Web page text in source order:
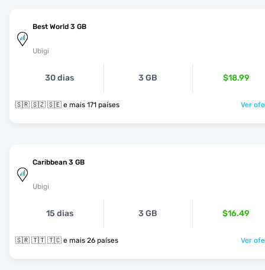
Best World 3 GB
Ubigi
30 dias 3 GB $18.99
🇸🇷 🇸🇿 🇸🇪 e mais 171 países Ver
Caribbean 3 GB
Ubigi
15 dias 3 GB $16.49
🇸🇷 🇹🇹 🇹🇨 e mais 26 países Ver